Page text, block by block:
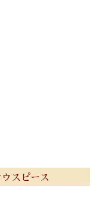
スピース